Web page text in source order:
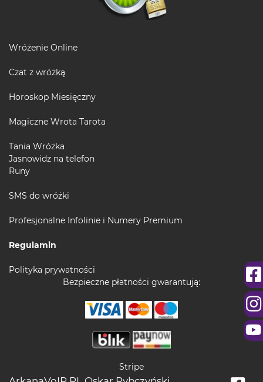
Wróżenie Online
Czat z wróżką
Horoskop Miesięczny
Magiczne Wrota Tarota
Tania Wróżka
Jasnowidz na telefon
Runy
SMS do wróżki
Profesjonalne Infolinie i Numery Premium
Regulamin
Polityka prywatności
Bezpieczne płatności gwarantują:
Stripe